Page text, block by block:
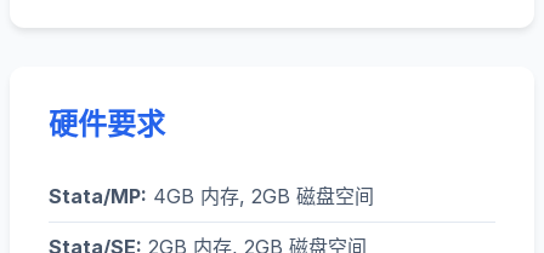
硬件要求
Stata/MP: 4GB 内存, 2GB 磁盘空间
Stata/SE: 2GB 内存, 2GB 磁盘空间